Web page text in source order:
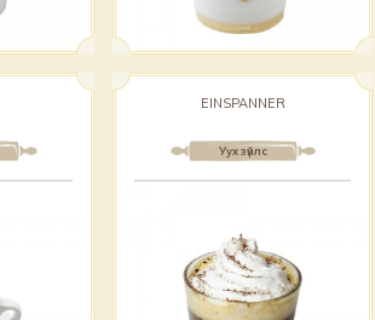
Уух зүйлс
EINSPANNER